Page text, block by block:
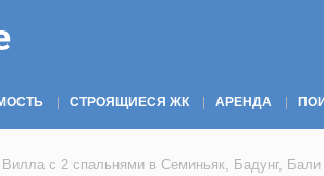
СТРОЯЩИЕСЯ ЖК АРЕНДА
Вилла с 2 спальнями в Семиньяк, Бадунг, Бали